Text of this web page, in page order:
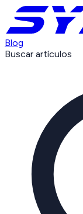
Blog
Buscar artículos